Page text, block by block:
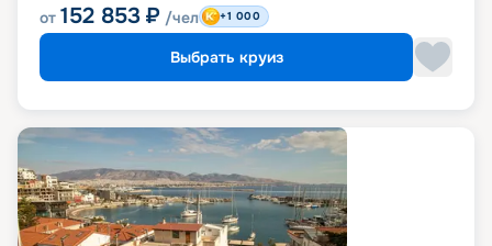
от 152 853 ₽ /чел +1 000
Выбрать круиз